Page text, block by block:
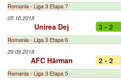
Romania - Liga 3 Etapa 7
05.10.2018
Unirea Dej 3 - 2
Romania - Liga 3 Etapa 6
29.09.2018
AFC Hărman 2 - 2
Romania - Liga 3 Etapa 5